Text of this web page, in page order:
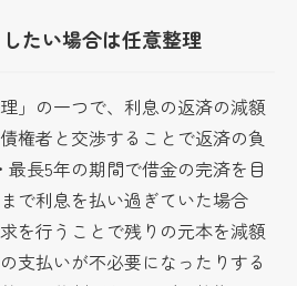
たい場合は任意整理
」の一つで、利息の返済の減額
権者と交渉することで返済の負
長5年の期間で借金の完済を目
で利息を払い過ぎていた場合
を行うことで残りの元本を減額
支払いが不必要になったりする